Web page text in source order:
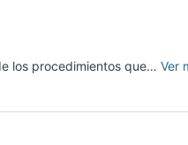
los procedimientos que… Ver